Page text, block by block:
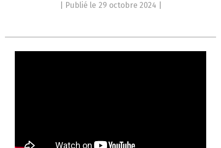
| Publié le 29 octobre 2024